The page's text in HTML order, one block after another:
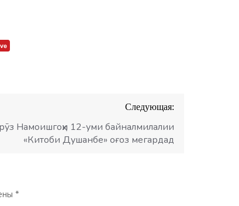
Следующая:
Намоишгоҳи 12-уми байналмилалии
«Китоби Душанбе» оғоз мегардад
*